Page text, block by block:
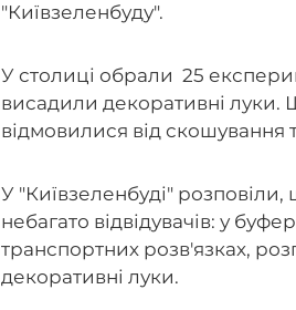
"Київзеленбуду".
У столиці обрали 25
висадили декоративні луки.
відмовилися від скошування
У "Київзеленбуді"
небагато відвідувачів: у
транспортних розв'язках,
декоративні луки.